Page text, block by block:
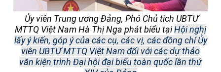
Ủy viên Trung ương Đảng, Phó Chủ tịch UBTƯ
MTTQ Việt Nam Hà Thị Nga phát biểu tạiHội nghị
lấy ý kiến, góp ý của các cụ, các vị, các đồng chí Ủy
viên UBTƯ MTTQ Việt Nam đối với các dự thảo
văn kiện trình Đại hội đại biểu toàn quốc lần thứ